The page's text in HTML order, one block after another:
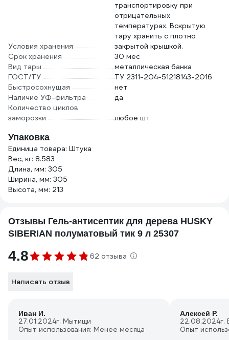
Условия хранения
транспортировку при
отрицательных
температурах. Вскрытую
тару хранить с плотно
закрытой крышкой.
Срок хранения
30 мес
Вид тары
металлическая банка
ГОСТ/ТУ
ТУ 2311-204-51218143-2016
Быстросохнущая
нет
Наличие УФ-фильтра
да
Количество циклов
заморозки
любое шт
Упаковка
Единица товара: Штука
Вес, кг: 8.583
Длина, мм: 305
Ширина, мм: 305
Высота, мм: 213
Отзывы Гель-антисептик для дерева HUSKY
SIBERIAN полуматовый тик 9 л 25307
4.8 62 отзыва
Написать отзыв
Иван И.
27.01.2024г. Мытищи
Опыт использования: Менее месяца
Алексей Р.
22.08.2024г.
Опыт